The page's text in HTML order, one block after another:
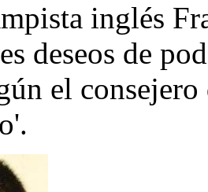
inglés
deseos de
el